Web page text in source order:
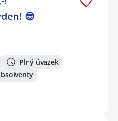
😎
Plný úvazek